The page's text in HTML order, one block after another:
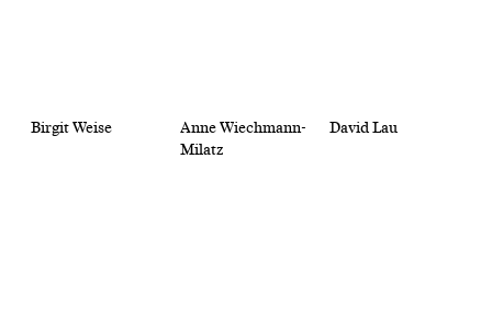
Birgit Weise
Anne Wiechmann-
Milatz
David Lau